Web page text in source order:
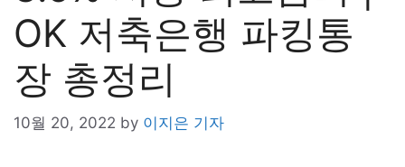
OK 저축은행 파킹통
장 총정리
10월 20, 2022 by 이지은 기자